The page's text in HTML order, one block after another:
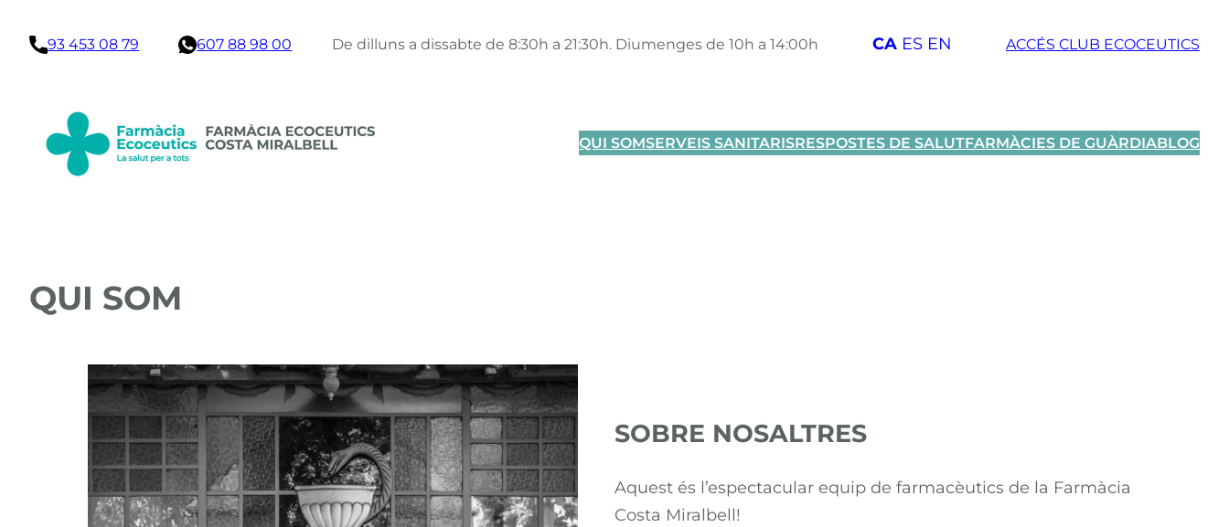
93 453 08 79 607 88 98 00 De dilluns a dissabte de 8:30h a 21:30h. Diumenges de 10h a 14:00h CA ES EN ACCÉS CLUB ECOCEUTICS
QUI SOMSERVEIS SANITARISRESPOSTES DE SALUTFARMÀCIES DE GUÀRDIABLOG
QUI SOM
SOBRE NOSALTRES
Aquest és l’espectacular equip de farmacèutics de la Farmàcia
Costa Miralbell!